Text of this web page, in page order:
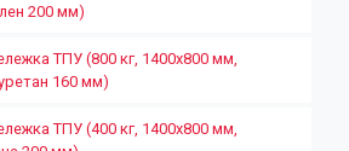
200 мм)
ТПУ (800 кг, 1400х800 мм,
160 мм)
ТПУ (400 кг, 1400х800 мм,